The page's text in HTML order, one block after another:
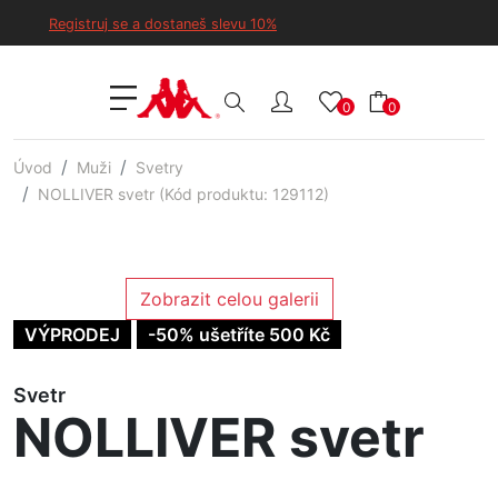
Registruj se a dostaneš slevu 10%
0 0
Úvod Muži
Svetry
NOLLIVER svetr (Kód produktu: 129112)
Zobrazit celou galerii
VÝPRODEJ
-50% ušetříte 500 Kč
Svetr
NOLLIVER svetr